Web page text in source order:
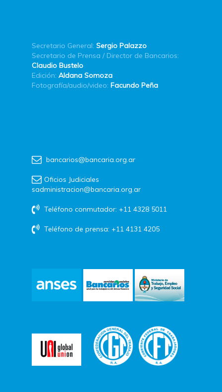
Secretario General: Sergio Palazzo
Secretario de Prensa / Director de Bancarios:
Claudio Bustelo
Edición: Aldana Somoza
Fotografía/audio/video: Facundo Peña
bancarios@bancaria.org.ar
Oficios Judiciales
sadministracion@bancaria.org.ar
Teléfono conmutador: +11 4328 5011
Teléfono de prensa: +11 4131 4205